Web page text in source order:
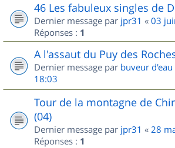
46 Les fabuleux singles de
Dernier message par jpr31 « 03
Réponses : 1
A l'assaut du Puy des
Dernier message par buveur d'eau
18:03
Tour de la montagne de
(04)
Dernier message par jpr31 « 28
Réponses : 1